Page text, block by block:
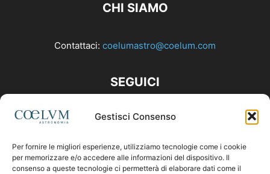
Gestisci Consenso
Per fornire le migliori esperienze, utilizziamo tecnologie come i cookie
per memorizzare e/o accedere alle informazioni del dispositivo. Il
consenso a queste tecnologie ci permetterà di elaborare dati come il
CHI SIAMO
Contattaci: coelumastro@coelum.com
SEGUICI